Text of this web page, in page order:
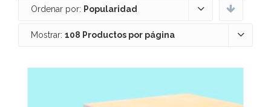
Ordenar por: Popularidad
Mostrar: 108 Productos por página